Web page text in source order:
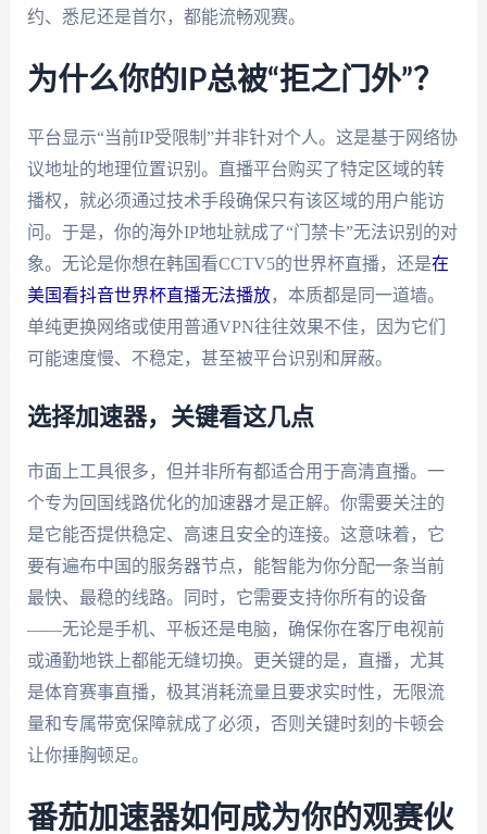
约、悉尼还是首尔，都能流畅观赛。
为什么你的IP总被“拒之门外”？
平台显示“当前IP受限制”并非针对个人。这是基于网络协
议地址的地理位置识别。直播平台购买了特定区域的转
播权，就必须通过技术手段确保只有该区域的用户能访
问。于是，你的海外IP地址就成了“门禁卡”无法识别的对
象。无论是你想在韩国看CCTV5的世界杯直播，还是在
美国看抖音世界杯直播无法播放，本质都是同一道墙。
单纯更换网络或使用普通VPN往往效果不佳，因为它们
可能速度慢、不稳定，甚至被平台识别和屏蔽。
选择加速器，关键看这几点
市面上工具很多，但并非所有都适合用于高清直播。一
个专为回国线路优化的加速器才是正解。你需要关注的
是它能否提供稳定、高速且安全的连接。这意味着，它
要有遍布中国的服务器节点，能智能为你分配一条当前
最快、最稳的线路。同时，它需要支持你所有的设备
——无论是手机、平板还是电脑，确保你在客厅电视前
或通勤地铁上都能无缝切换。更关键的是，直播，尤其
是体育赛事直播，极其消耗流量且要求实时性，无限流
量和专属带宽保障就成了必须，否则关键时刻的卡顿会
让你捶胸顿足。
番茄加速器如何成为你的观赛伙